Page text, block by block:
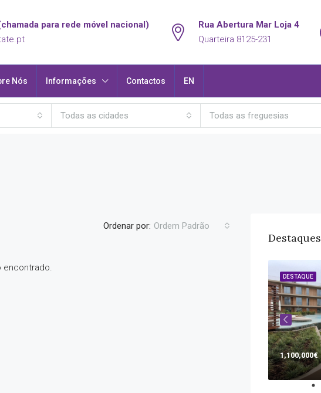
para rede móvel nacional)
Rua Abertura Mar Loja 4
Quarteira 8125-231
Nós Informações Contactos EN
Todas as cidades Todas as freguesias
Ordenar por: Ordem Padrão
encontrado.
Destaques
DESTAQUE
1,100,000€